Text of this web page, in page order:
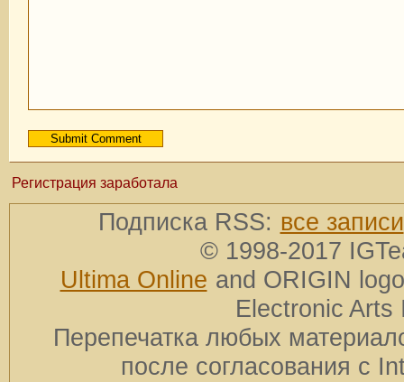
Регистрация заработала
Подписка RSS: все записи
© 1998-2017
Ultima Online and ORIGIN
Electronic Arts
Перепечатка любых
после согласования с